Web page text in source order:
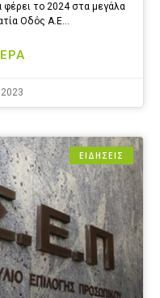
φέρει το 2024 στα μεγάλα
Οδός Α.Ε…
ΕΙΔΗΣΕΙΣ